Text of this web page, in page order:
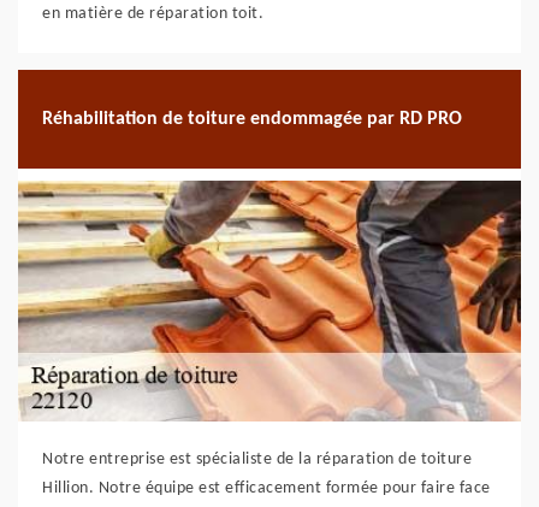
en matière de réparation toit.
Réhabilitation de toiture endommagée par RD PRO
Notre entreprise est spécialiste de la réparation de toiture
Hillion. Notre équipe est efficacement formée pour faire face